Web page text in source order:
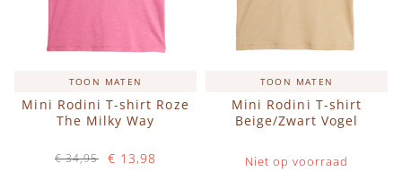
TOON MATEN
Mini Rodini T-shirt Roze
The Milky Way
€ 13,98
€ 34,95
TOON MATEN
Mini Rodini T-shirt
Beige/Zwart Vogel
Niet op voorraad